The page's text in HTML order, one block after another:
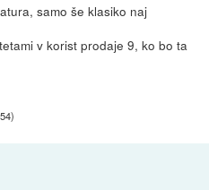
samo še klasiko naj
v korist prodaje 9, ko bo ta
)